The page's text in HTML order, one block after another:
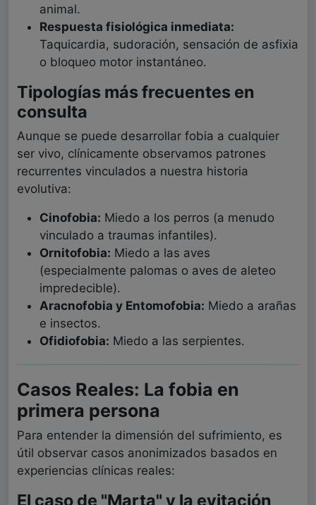
animal.
Respuesta fisiológica inmediata:
Taquicardia, sudoración, sensación de asfixia
o bloqueo motor instantáneo.
Tipologías más frecuentes en
consulta
Aunque se puede desarrollar fobia a cualquier
ser vivo, clínicamente observamos patrones
recurrentes vinculados a nuestra historia
evolutiva:
Cinofobia: Miedo a los perros (a menudo
vinculado a traumas infantiles).
Ornitofobia: Miedo a las aves
(especialmente palomas o aves de aleteo
impredecible).
Aracnofobia y Entomofobia: Miedo a arañas
e insectos.
Ofidiofobia: Miedo a las serpientes.
Casos Reales: La fobia en
primera persona
Para entender la dimensión del sufrimiento, es
útil observar casos anonimizados basados en
experiencias clínicas reales:
El caso de "Marta" y la evitación